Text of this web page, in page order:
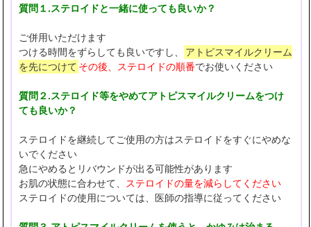
質問１.ステロイドと一緒に使っても良いか？
ご併用いただけます
つける時間をずらしても良いですし、
アトピスマイルクリーム
を先につけて その後、ステロイドの順番でお使いください
質問２.ステロイド等をやめてアトピスマイルクリームをつけ
ても良いか？
ステロイドを継続してご使用の方はステロイドをすぐにやめな
いでください
急にやめるとリバウンドが出る可能性があります
お肌の状態に合わせて、 ステロイドの量を減らしてください
ステロイドの使用については、医師の指導に従ってください